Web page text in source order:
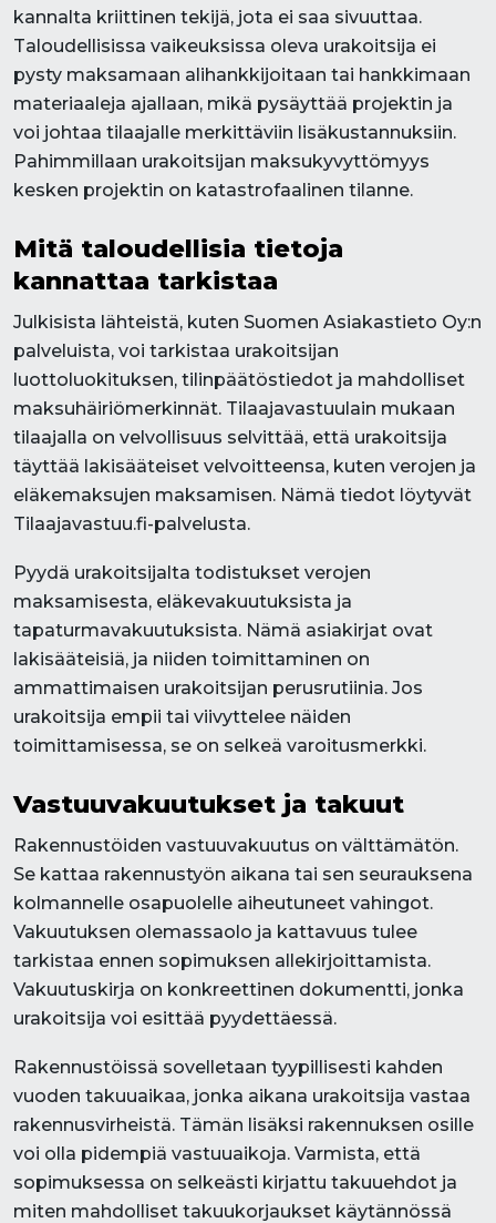
kannalta kriittinen tekijä, jota ei saa sivuuttaa.
Taloudellisissa vaikeuksissa oleva urakoitsija ei
pysty maksamaan alihankkijoitaan tai hankkimaan
materiaaleja ajallaan, mikä pysäyttää projektin ja
voi johtaa tilaajalle merkittäviin lisäkustannuksiin.
Pahimmillaan urakoitsijan maksukyvyttömyys
kesken projektin on katastrofaalinen tilanne.
Mitä taloudellisia tietoja
kannattaa tarkistaa
Julkisista lähteistä, kuten Suomen Asiakastieto Oy:n
palveluista, voi tarkistaa urakoitsijan
luottoluokituksen, tilinpäätöstiedot ja mahdolliset
maksuhäiriömerkinnät. Tilaajavastuulain mukaan
tilaajalla on velvollisuus selvittää, että urakoitsija
täyttää lakisääteiset velvoitteensa, kuten verojen ja
eläkemaksujen maksamisen. Nämä tiedot löytyvät
Tilaajavastuu.fi-palvelusta.
Pyydä urakoitsijalta todistukset verojen
maksamisesta, eläkevakuutuksista ja
tapaturmavakuutuksista. Nämä asiakirjat ovat
lakisääteisiä, ja niiden toimittaminen on
ammattimaisen urakoitsijan perusrutiinia. Jos
urakoitsija empii tai viivyttelee näiden
toimittamisessa, se on selkeä varoitusmerkki.
Vastuuvakuutukset ja takuut
Rakennustöiden vastuuvakuutus on välttämätön.
Se kattaa rakennustyön aikana tai sen seurauksena
kolmannelle osapuolelle aiheutuneet vahingot.
Vakuutuksen olemassaolo ja kattavuus tulee
tarkistaa ennen sopimuksen allekirjoittamista.
Vakuutuskirja on konkreettinen dokumentti, jonka
urakoitsija voi esittää pyydettäessä.
Rakennustöissä sovelletaan tyypillisesti kahden
vuoden takuuaikaa, jonka aikana urakoitsija vastaa
rakennusvirheistä. Tämän lisäksi rakennuksen osille
voi olla pidempiä vastuuaikoja. Varmista, että
sopimuksessa on selkeästi kirjattu takuuehdot ja
miten mahdolliset takuukorjaukset käytännössä